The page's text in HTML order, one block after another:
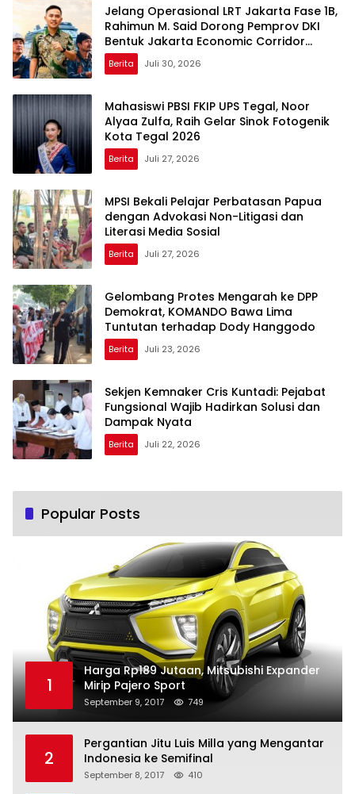
Jelang Operasional LRT Jakarta Fase 1B,
Rahimun M. Said Dorong Pemprov DKI
Bentuk Jakarta Economic Corridor
Initiative
Berita Juli 30, 2026
Mahasiswi PBSI FKIP UPS Tegal, Noor
Alyaa Zulfa, Raih Gelar Sinok Fotogenik
Kota Tegal 2026
Berita Juli 27, 2026
MPSI Bekali Pelajar Perbatasan Papua
dengan Advokasi Non-Litigasi dan
Literasi Media Sosial
Berita Juli 27, 2026
Gelombang Protes Mengarah ke DPP
Demokrat, KOMANDO Bawa Lima
Tuntutan terhadap Dody Hanggodo
Berita Juli 23, 2026
Sekjen Kemnaker Cris Kuntadi: Pejabat
Fungsional Wajib Hadirkan Solusi dan
Dampak Nyata
Berita Juli 22, 2026
Popular Posts
1
Harga Rp189 Jutaan, Mitsubishi Expander
Mirip Pajero Sport
September 9, 2017 749
2
Pergantian Jitu Luis Milla yang Mengantar
Indonesia ke Semifinal
September 8, 2017 410